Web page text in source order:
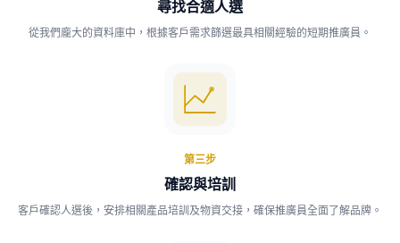
尋找合適人選
從我們龐大的資料庫中，根據客戶需求篩選最具相關經驗的短期推廣員。
第三步
確認與培訓
客戶確認人選後，安排相關產品培訓及物資交接，確保推廣員全面了解品牌。